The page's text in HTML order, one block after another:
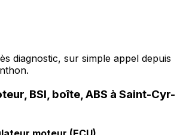
diagnostic, sur simple appel depuis
BSI, boîte, ABS à Saint-Cyr-